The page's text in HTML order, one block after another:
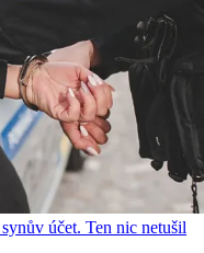
účet. Ten nic netušil